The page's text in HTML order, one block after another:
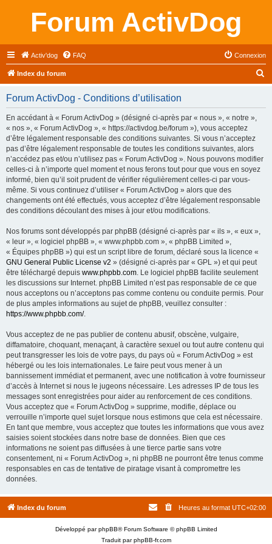
Forum ActivDog
Activ'dog FAQ Connexion
Index du forum
Forum ActivDog - Conditions d’utilisation
En accédant à « Forum ActivDog » (désigné ci-après par « nous », « notre »,
« nos », « Forum ActivDog », « https://activdog.be/forum »), vous acceptez
d’être légalement responsable des conditions suivantes. Si vous n’acceptez
pas d’être légalement responsable de toutes les conditions suivantes, alors
n’accédez pas et/ou n’utilisez pas « Forum ActivDog ». Nous pouvons modifier
celles-ci à n’importe quel moment et nous ferons tout pour que vous en soyez
informé, bien qu’il soit prudent de vérifier régulièrement celles-ci par vous-
même. Si vous continuez d’utiliser « Forum ActivDog » alors que des
changements ont été effectués, vous acceptez d’être légalement responsable
des conditions découlant des mises à jour et/ou modifications.
Nos forums sont développés par phpBB (désigné ci-après par « ils », « eux »,
« leur », « logiciel phpBB », « www.phpbb.com », « phpBB Limited »,
« Équipes phpBB ») qui est un script libre de forum, déclaré sous la licence «
GNU General Public License v2 » (désigné ci-après par « GPL ») et qui peut
être téléchargé depuis www.phpbb.com. Le logiciel phpBB facilite seulement
les discussions sur Internet. phpBB Limited n’est pas responsable de ce que
nous acceptons ou n’acceptons pas comme contenu ou conduite permis. Pour
de plus amples informations au sujet de phpBB, veuillez consulter :
https://www.phpbb.com/.
Vous acceptez de ne pas publier de contenu abusif, obscène, vulgaire,
diffamatoire, choquant, menaçant, à caractère sexuel ou tout autre contenu qui
peut transgresser les lois de votre pays, du pays où « Forum ActivDog » est
hébergé ou les lois internationales. Le faire peut vous mener à un
bannissement immédiat et permanent, avec une notification à votre fournisseur
d’accès à Internet si nous le jugeons nécessaire. Les adresses IP de tous les
messages sont enregistrées pour aider au renforcement de ces conditions.
Vous acceptez que « Forum ActivDog » supprime, modifie, déplace ou
verrouille n’importe quel sujet lorsque nous estimons que cela est nécessaire.
En tant que membre, vous acceptez que toutes les informations que vous avez
saisies soient stockées dans notre base de données. Bien que ces
informations ne soient pas diffusées à une tierce partie sans votre
consentement, ni « Forum ActivDog », ni phpBB ne pourront être tenus comme
responsables en cas de tentative de piratage visant à compromettre les
données.
Index du forum Heures au format UTC+02:00
Développé parphpBB® Forum Software © phpBB Limited
Traduit parphpBB-fr.com